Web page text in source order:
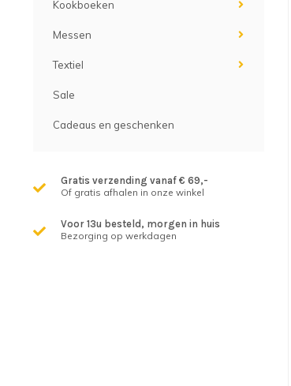
Kookboeken
Messen
Textiel
Sale
Cadeaus en geschenken
Gratis verzending vanaf € 69,-
Of gratis afhalen in onze winkel
Voor 13u besteld, morgen in huis
Bezorging op werkdagen